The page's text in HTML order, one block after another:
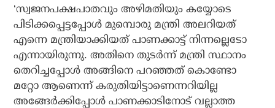
‘സ്വജനപക്ഷപാതവും അഴിമതിയും കയ്യോടെ
പിടിക്കപ്പെട്ടപ്പോള്‍ മുമ്പൊരു മന്ത്രി അലറിയത്
എന്നെ മന്ത്രിയാക്കിയത് പാണക്കാട്ട് നിന്നല്ലെടോ
എന്നായിരുന്നു. അതിനെ തുടര്‍ന്ന് മന്ത്രി സ്ഥാനം
തെറിച്ചപ്പോള്‍ അങ്ങിനെ പറഞ്ഞത് കൊണ്ടോ
മറ്റോ ആണെന്ന് കരുതിയിട്ടാണെന്നറിയില്ല
അങ്ങേര്‍ക്കിപ്പോള്‍ പാണക്കാടിനോട് വല്ലാത്ത